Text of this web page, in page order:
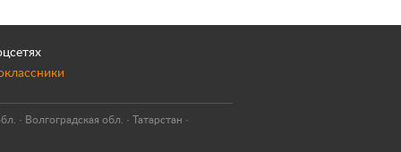
· Волгоградская обл. · Татарстан ·